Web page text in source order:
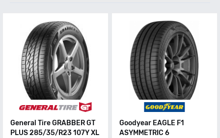
General Tire GRABBER GT
PLUS 285/35/R23 107Y XL
Goodyear EAGLE F1
ASYMMETRIC 6